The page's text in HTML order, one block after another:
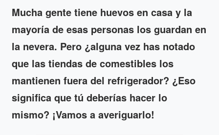
Mucha gente tiene huevos en casa y la
mayoría de esas personas los guardan en
la nevera. Pero ¿alguna vez has notado
que las tiendas de comestibles los
mantienen fuera del refrigerador? ¿Eso
significa que tú deberías hacer lo
mismo? ¡Vamos a averiguarlo!